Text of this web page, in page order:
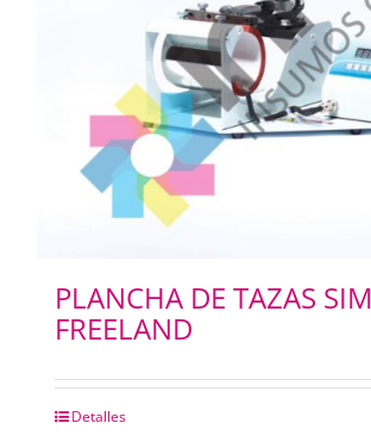
PLANCHA DE TAZAS
FREELAND
Detalles